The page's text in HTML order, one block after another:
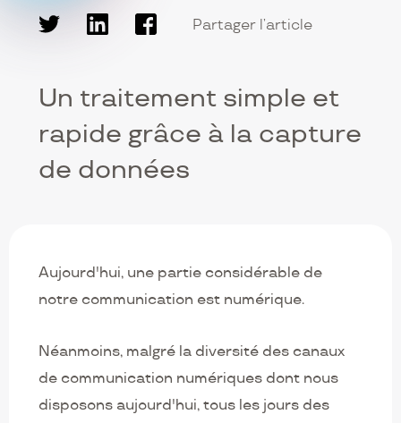
Partager l’article
Twitter LinkedInFacebook
Un traitement simple et
rapide grâce à la capture
de données
Aujourd'hui, une partie considérable de
notre communication est numérique.
Néanmoins, malgré la diversité des canaux
de communication numériques dont nous
disposons aujourd'hui, tous les jours des